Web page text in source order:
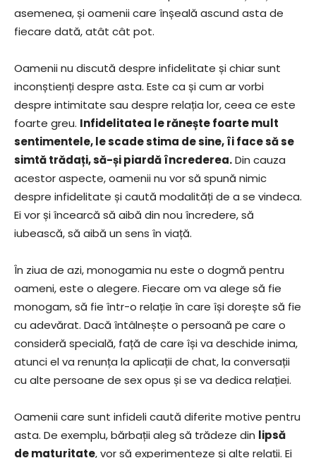
asemenea, și oamenii care înșeală ascund asta de
fiecare dată, atât cât pot.
Oamenii nu discută despre infidelitate și chiar sunt
inconștienți despre asta. Este ca și cum ar vorbi
despre intimitate sau despre relația lor, ceea ce este
foarte greu. Infidelitatea le rănește foarte mult
sentimentele, le scade stima de sine, îi face să se
simtă trădați, să-și piardă încrederea.Din cauza
acestor aspecte, oamenii nu vor să spună nimic
despre infidelitate și caută modalități de a se vindeca.
Ei vor și încearcă să aibă din nou încredere, să
iubească, să aibă un sens în viață.
În ziua de azi, monogamia nu este o dogmă pentru
oameni, este o alegere. Fiecare om va alege să fie
monogam, să fie într-o relație în care își dorește să fie
cu adevărat. Dacă întâlnește o persoană pe care o
consideră specială, față de care își va deschide inima,
atunci el va renunța la aplicații de chat, la conversații
cu alte persoane de sex opus și se va dedica relației.
Oamenii care sunt infideli caută diferite motive pentru
asta. De exemplu, bărbații aleg să trădeze din lipsă
de maturitate, vor să experimenteze și alte relații. Ei